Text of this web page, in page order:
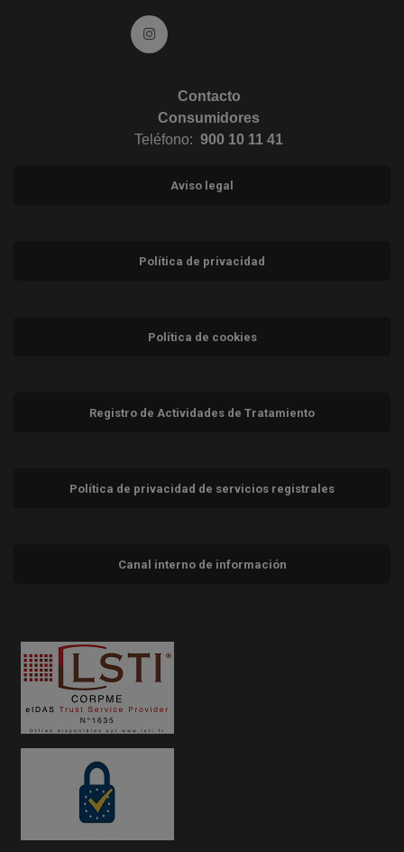
Ir a Instagram (abre en ventana nueva)
Contacto
Consumidores
Teléfono: 900 10 11 41
Aviso legal
Política de privacidad
Política de cookies
Registro de Actividades de Tratamiento
Política de privacidad de servicios registrales
Canal interno de información